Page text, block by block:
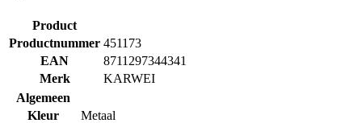
Product
Productnummer 451173
EAN
8711297344341
Merk
KARWEI
Algemeen
Kleur
Metaal